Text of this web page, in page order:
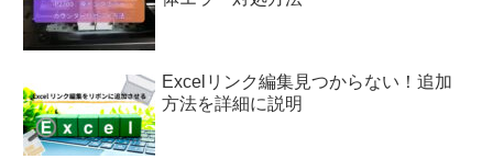
Excelリンク編集見つからない！追加
方法を詳細に説明